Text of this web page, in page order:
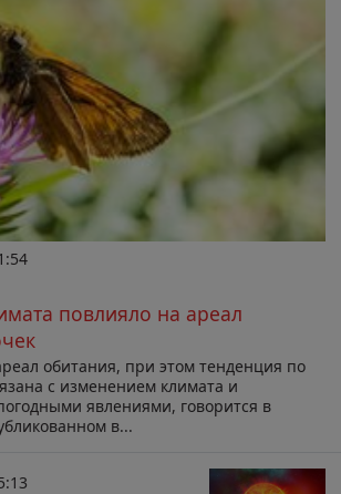
повлияло на ареал
обитания, при этом тенденция по
с изменением климата и
явлениями, говорится в
в...